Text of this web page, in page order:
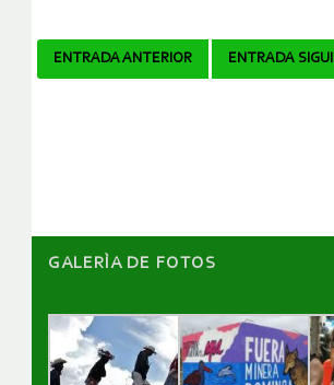
Navegador
ENTRADA ANTERIOR ENTRADA
GALERÌA DE FOTOS